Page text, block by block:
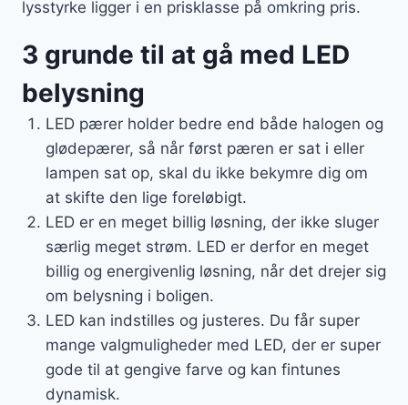
lysstyrke ligger i en prisklasse på omkring pris.
3 grunde til at gå med LED
belysning
LED pærer holder bedre end både halogen og
glødepærer, så når først pæren er sat i eller
lampen sat op, skal du ikke bekymre dig om
at skifte den lige foreløbigt.
LED er en meget billig løsning, der ikke sluger
særlig meget strøm. LED er derfor en meget
billig og energivenlig løsning, når det drejer sig
om belysning i boligen.
LED kan indstilles og justeres. Du får super
mange valgmuligheder med LED, der er super
gode til at gengive farve og kan fintunes
dynamisk.